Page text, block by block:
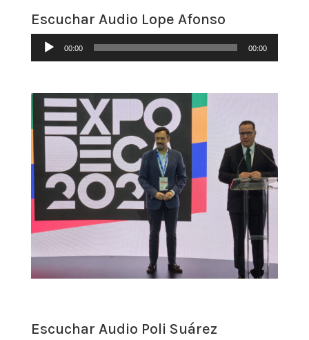
Escuchar Audio Lope Afonso
Reproductor
00:00 00:00
Escuchar Audio Poli Suárez